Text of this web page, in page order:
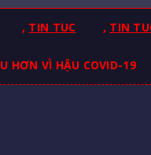
, TIN TUC , TIN
HƠN VÌ HẬU COVID-19